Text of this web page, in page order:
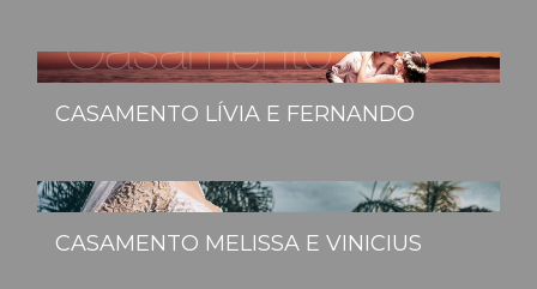
CASAMENTO LÍVIA E FERNANDO
CASAMENTO MELISSA E VINICIUS